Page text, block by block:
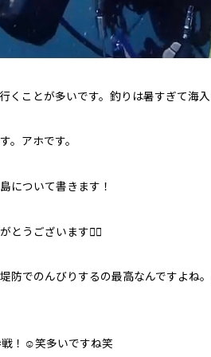
オ
くことが多いです。釣りは暑すぎて海
。アホです。
について書きます！
とうございます🙇‍♂️
防でのんびりするの最高なんですよね
！☺️笑多いですね笑